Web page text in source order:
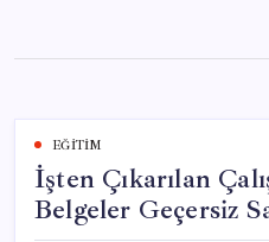
content
EĞITIM
İşten Çıkarılan
Belgeler Geçersiz